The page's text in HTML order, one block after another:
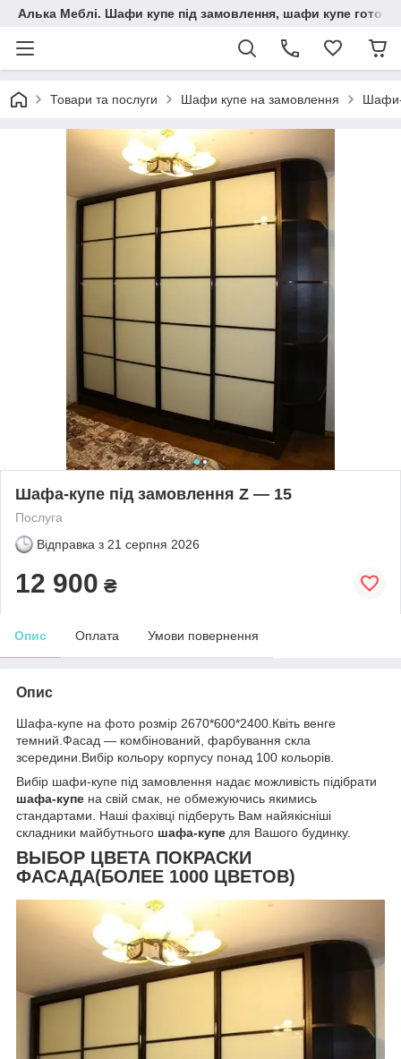
Алька Меблі. Шафи купе під замовлення, шафи купе готові,
Товари та послуги Шафи купе на замовлення Шафи-
Шафа-купе під замовлення Z — 15
Послуга
Відправка з 21 серпня 2026
12 900 ₴
Опис Оплата Умови повернення
Опис
Шафа-купе на фото розмір 2670*600*2400.Квіть венге
темний.Фасад — комбінований, фарбування скла
зсередини.Вибір кольору корпусу понад 100 кольорів.
Вибір шафи-купе під замовлення надає можливість підібрати
шафа-купе на свій смак, не обмежуючись якимись
стандартами. Наші фахівці підберуть Вам найякісніші
складники майбутнього шафа-купе для Вашого будинку.
ВЫБОР ЦВЕТА ПОКРАСКИ
ФАСАДА(БОЛЕЕ 1000 ЦВЕТОВ)